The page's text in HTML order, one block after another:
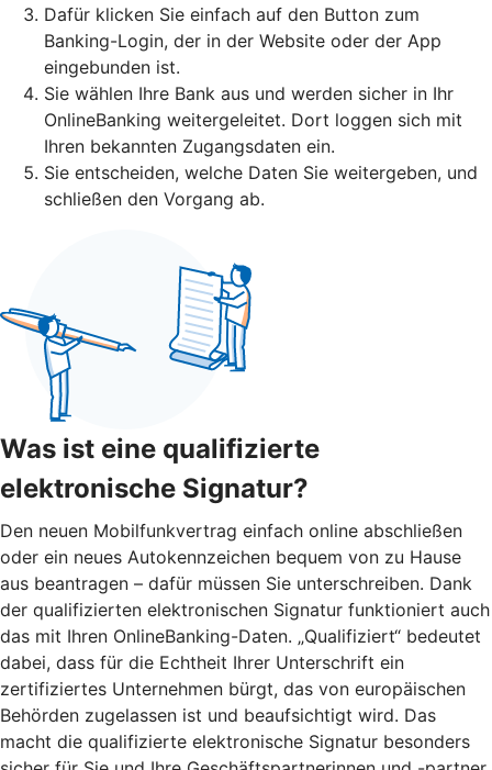
Dafür klicken Sie einfach auf den Button zum
Banking-Login, der in der Website oder der App
eingebunden ist.
Sie wählen Ihre Bank aus und werden sicher in Ihr
OnlineBanking weitergeleitet. Dort loggen sich mit
Ihren bekannten Zugangsdaten ein.
Sie entscheiden, welche Daten Sie weitergeben, und
schließen den Vorgang ab.
Was ist eine qualifizierte
elektronische Signatur?
Den neuen Mobilfunkvertrag einfach online abschließen
oder ein neues Autokennzeichen bequem von zu Hause
aus beantragen – dafür müssen Sie unterschreiben. Dank
der qualifizierten elektronischen Signatur funktioniert auch
das mit Ihren OnlineBanking-Daten. „Qualifiziert“ bedeutet
dabei, dass für die Echtheit Ihrer Unterschrift ein
zertifiziertes Unternehmen bürgt, das von europäischen
Behörden zugelassen ist und beaufsichtigt wird. Das
macht die qualifizierte elektronische Signatur besonders